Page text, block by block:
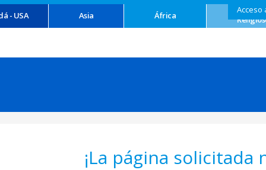
Acceso
- USA Asia África
¡La página solicitada